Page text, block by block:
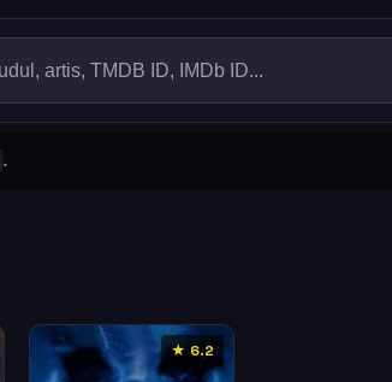
★ 6.2